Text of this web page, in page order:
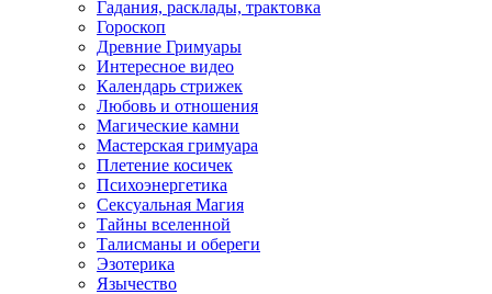
Гадания, расклады, трактовка
Гороскоп
Древние Гримуары
Интересное видео
Календарь стрижек
Любовь и отношения
Магические камни
Мастерская гримуара
Плетение косичек
Психоэнергетика
Сексуальная Магия
Тайны вселенной
Талисманы и обереги
Эзотерика
Язычество